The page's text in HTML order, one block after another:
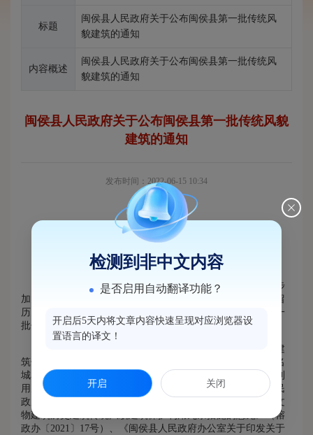
标题
闽侯县人民政府关于公布闽侯县第一批传统风
貌建筑的通知
内容概述
闽侯县人民政府关于公布闽侯县第一批传统风
貌建筑的通知
闽侯县人民政府关于公布闽侯县第一批传统风貌
建筑的通知
发布时间：2022-06-15 10:34
各乡镇人民政府、甘蔗街道办事处，县直各有关单位：
为贯彻落实习近平总书记来闽考察重要讲话精神，进一步
加大我县历史文化资源保护力度，更好地传承历史文化，保留
历史记忆，彰显地域特色，经县政府研究同意，现将我县第一
批传统风貌建筑名单予以公布（具体名单详见附件）。
属地乡镇（街道）、相关单位要按照《福建省传统风貌建
筑保护条例》、《福建省人民政府办公厅关于加强历史文化名
城名镇名村传统村落和文物建筑历史建筑传统风貌建筑保护利
用九条措施的通知》（闽政办〔2020〕53号）、《福州市人民
政府办公厅关于贯彻落实历史文化名城名镇名村传统村落和文
物建筑历史建筑传统风貌建筑保护利用九条措施的意见》（榕
政办〔2021〕17号）、《闽侯县人民政府办公室关于印发关于
检测到非中文内容
是否启用自动翻译功能？
开启后5天内将文章内容快速呈现对应浏览器设
置语言的译文！
开启 关闭